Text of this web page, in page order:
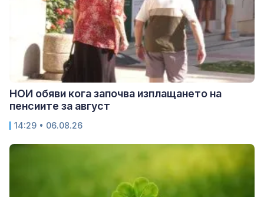
НОИ обяви кога започва изплащането на
пенсиите за август
14:29 • 06.08.26